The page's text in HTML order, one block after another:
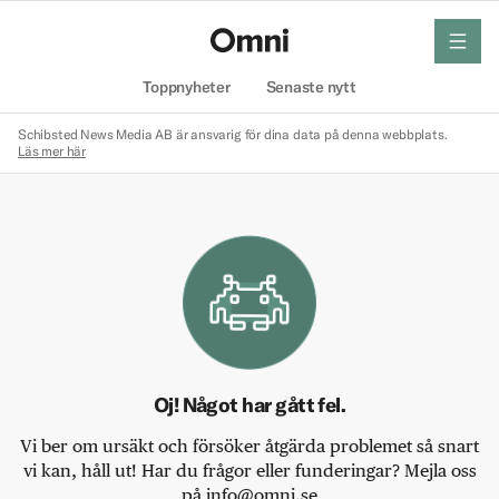
Toppnyheter Senaste nytt
meny
Schibsted News Media AB är ansvarig för dina data på denna webbplats.
Läs mer här
Oj! Något har gått fel.
Vi ber om ursäkt och försöker åtgärda problemet så snart
vi kan, håll ut! Har du frågor eller funderingar? Mejla oss